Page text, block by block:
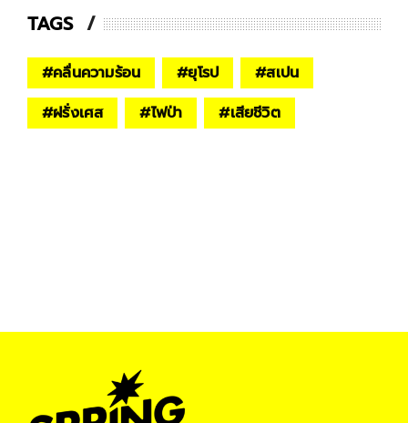
TAGS
#คลื่นความร้อน #ยุโรป #สเปน
#ฝรั่งเศส #ไฟป่า #เสียชีวิต